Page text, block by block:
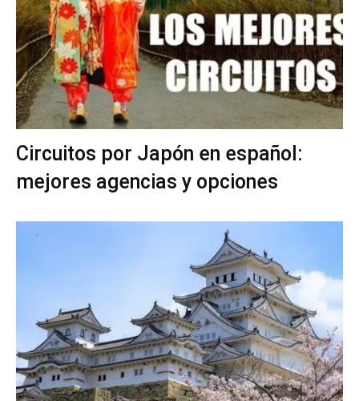
Circuitos por Japón en español:
mejores agencias y opciones